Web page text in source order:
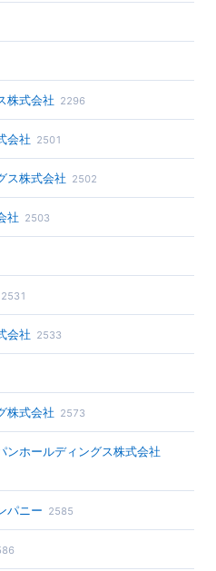
株式会社 2296
会社 2501
ス株式会社 2502
社 2503
2531
会社 2533
株式会社 2573
ンホールディングス株式会社
パニー 2585